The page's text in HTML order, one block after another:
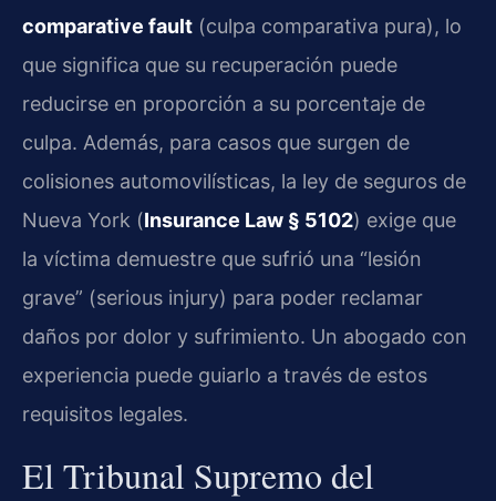
comparative fault (culpa comparativa pura), lo
que significa que su recuperación puede
reducirse en proporción a su porcentaje de
culpa. Además, para casos que surgen de
colisiones automovilísticas, la ley de seguros de
Nueva York (Insurance Law § 5102) exige que
la víctima demuestre que sufrió una “lesión
grave” (serious injury) para poder reclamar
daños por dolor y sufrimiento. Un abogado con
experiencia puede guiarlo a través de estos
requisitos legales.
El Tribunal Supremo del